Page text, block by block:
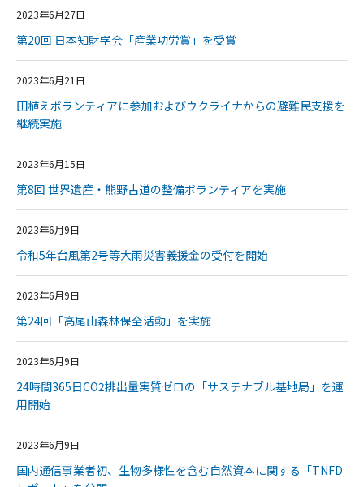
2023年6月27日
第20回 日本知財学会「産業功労賞」を受賞
2023年6月21日
田植えボランティアに参加およびウクライナからの避難民支援を
継続実施
2023年6月15日
第8回 世界遺産・熊野古道の整備ボランティアを実施
2023年6月9日
令和5年台風第2号等大雨災害義援金の受付を開始
2023年6月9日
第24回「高尾山森林保全活動」を実施
2023年6月9日
24時間365日CO2排出量実質ゼロの「サステナブル基地局」を運
用開始
2023年6月9日
国内通信事業者初、生物多様性を含む自然資本に関する「TNFD